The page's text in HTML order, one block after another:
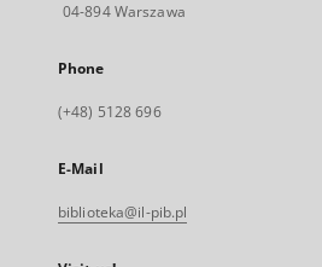
04-894 Warszawa
Phone
(+48) 5128 696
E-Mail
biblioteka@il-pib.pl